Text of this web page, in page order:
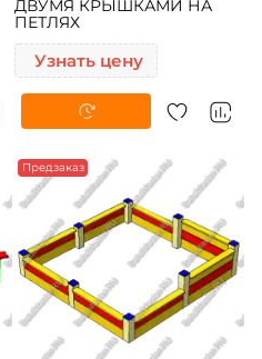
ДВУМЯ КРЫШКАМИ НА
ПЕТЛЯХ
Узнать цену
Предзаказ